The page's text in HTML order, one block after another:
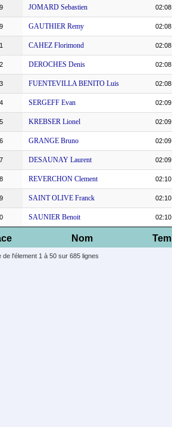
Nom
JOMARD Sebastien
GAUTHIER Remy
CAHEZ Florimond
DEROCHES Denis
FUENTEVILLA BENITO Luis
SERGEFF Evan
KREBSER Lionel
GRANGE Bruno
DESAUNAY Laurent
REVERCHON Clement
SAINT OLIVE Franck
SAUNIER Benoit
de l'élement 1 à 50 sur 685 lignes